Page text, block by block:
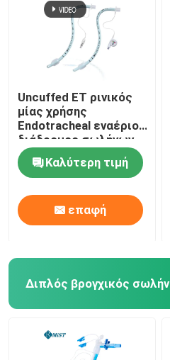
Uncuffed ET ρινικός
μίας χρήσης
Endotracheal εναέριος
διάδρομος σωλήνων
για το χειρουργικό
cOemΚαλύτερη τιμή
επαφή